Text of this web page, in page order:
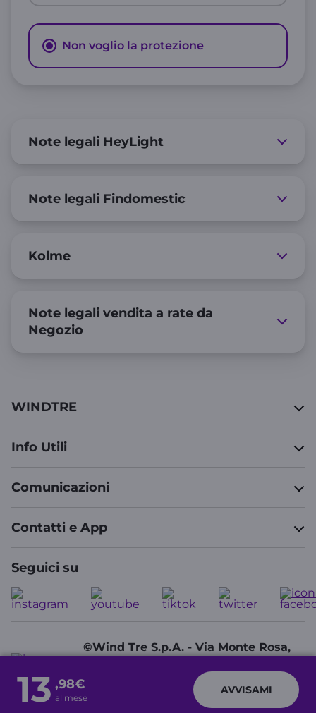
Non voglio la protezione
13 ,98€
al mese
AVVISAMI
Note legali HeyLight
Note legali Findomestic
Kolme
Note legali vendita a rate da
Negozio
WINDTRE
Info Utili
Comunicazioni
Contatti e App
Seguici su
©Wind Tre S.p.A. - Via Monte Rosa,
13378520152